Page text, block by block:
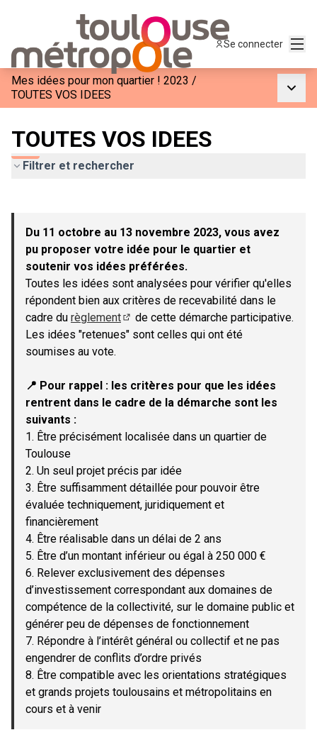
Se connecter
Mes idées pour mon quartier ! 2023 /
TOUTES VOS IDEES
TOUTES VOS IDEES
Filtrer et rechercher
−
Du 11 octobre au 13 novembre 2023, vous avez
pu proposer votre idée pour le quartier et
soutenir vos idées préférées.
Toutes les idées sont analysées pour vérifier qu'elles
répondent bien aux critères de recevabilité dans le
cadre du règlement
(Lien externe)
de cette démarche participative.
Les idées "retenues" sont celles qui ont été
soumises au vote.
📍 Pour rappel : les critères pour que les idées
rentrent dans le cadre de la démarche sont les
suivants :
1. Être précisément localisée dans un quartier de
Toulouse
2. Un seul projet précis par idée
3. Être suffisamment détaillée pour pouvoir être
évaluée techniquement, juridiquement et
financièrement
4. Être réalisable dans un délai de 2 ans
5. Être d’un montant inférieur ou égal à 250 000 €
6. Relever exclusivement des dépenses
d’investissement correspondant aux domaines de
compétence de la collectivité, sur le domaine public et
générer peu de dépenses de fonctionnement
7. Répondre à l’intérêt général ou collectif et ne pas
engendrer de conflits d’ordre privés
8. Être compatible avec les orientations stratégiques
et grands projets toulousains et métropolitains en
cours et à venir